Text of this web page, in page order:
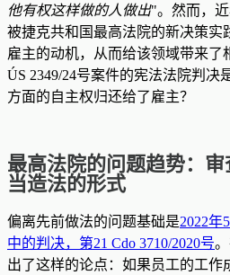
他有权这样做的人做出"。然而，
被捷克共和国最高法院的新决策实
雇主的动机，从而给该领域带来了
ÚS 2349/24号案件的宪法法院判决
方面的自主权归还给了雇主？
最高法院的问题趋势：
当造法的形式
偏离先前做法的问题基础是2022年
中的判决，第21 Cdo 3710/2020号
出了这样的论点：如果员工的工作